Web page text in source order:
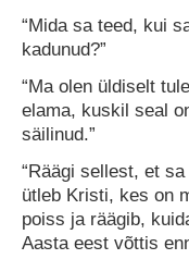
“Mida sa teed, kui
kadunud?”
“Ma olen üldiselt
elama, kuskil seal
säilinud.”
“Räägi sellest, et
ütleb Kristi, kes on
poiss ja räägib,
Aasta eest võttis